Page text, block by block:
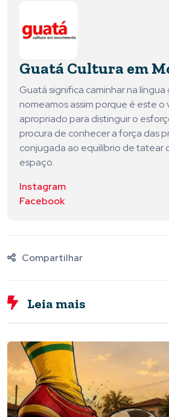
Guatá Cultura em
Guatá significa caminhar na língua
nomeamos assim porque é este o
apropriado para distinguir o
procura de conhecer a força das
conjugada ao equilíbrio de tatear
espaço.
Instagram
Facebook
Compartilhar
Leia mais